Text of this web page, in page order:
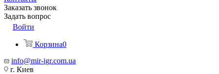
Заказать звонок
Задать вопрос
Войти
Корзина0
info@mir-igr.com.ua
г. Киев